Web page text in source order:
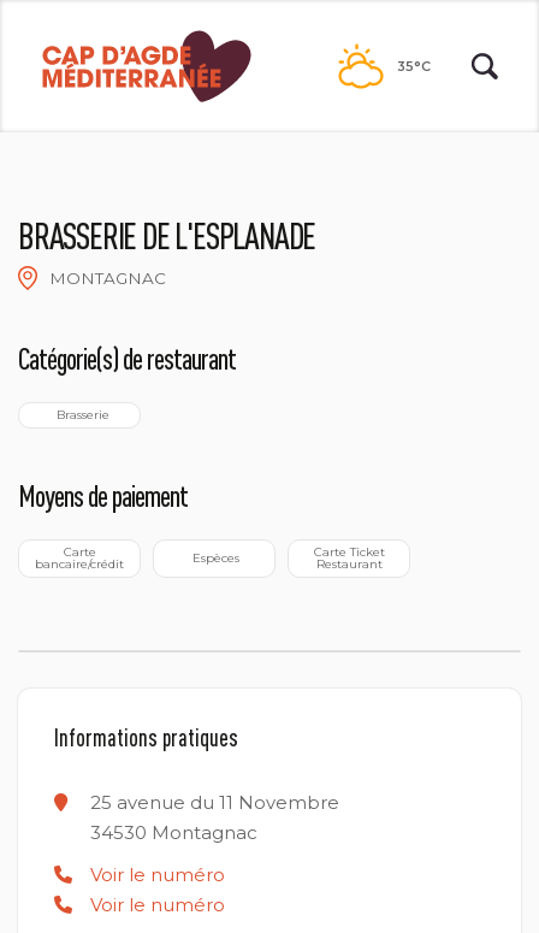
contenu
35°C
BRASSERIE DE L'ESPLANADE
MONTAGNAC
Catégorie(s) de restaurant
  Brasserie
Moyens de paiement
bancaire/crédit Espèces Restaurant
Informations pratiques
25 avenue du 11 Novembre
34530 Montagnac
Voir le numéro
Voir le numéro